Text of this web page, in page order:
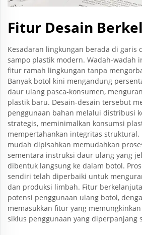
Fitur Desain
Kesadaran lingkungan berada di garis
sampo plastik modern. Wadah-wadah
fitur ramah lingkungan tanpa
Banyak botol kini mengandung
daur ulang pasca-konsumen,
plastik baru. Desain-desain tersebut
penggunaan bahan melalui distribusi
strategis, meminimalkan konsumsi
mempertahankan integritas struktural.
mudah dipisahkan memudahkan
sementara instruksi daur ulang yang
dibentuk langsung ke dalam botol.
sendiri telah diperbaiki untuk
dan produksi limbah. Fitur
potensi penggunaan ulang botol,
memasukkan fitur yang
siklus penggunaan yang diperpanjang